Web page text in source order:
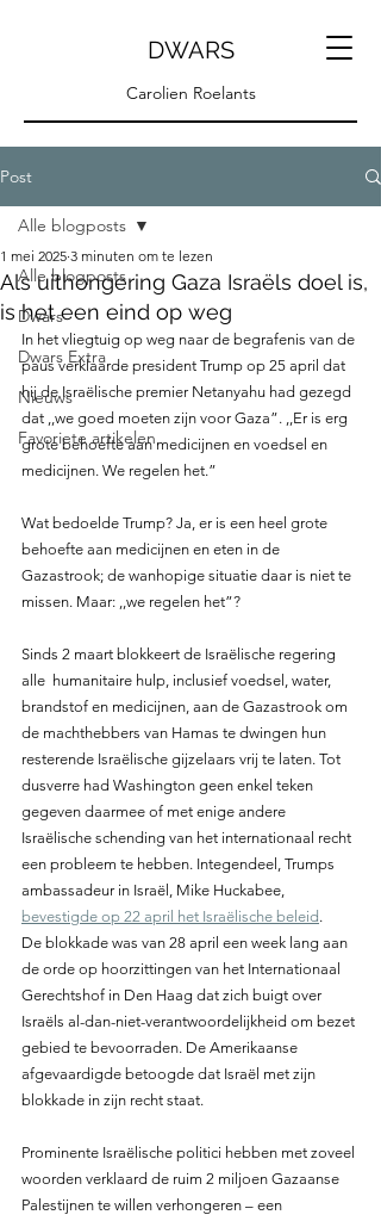
DWARS
Carolien Roelants
Post
Alle blogposts
Dwars
Dwars Extra
Nieuws
Favoriete artikelen
Alle blogposts
Als uithongering Gaza Israëls doel is,
is het een eind op weg
1 mei 2025 3 minuten om te lezen
In het vliegtuig op weg naar de begrafenis van de
paus verklaarde president Trump op 25 april dat
hij de Israëlische premier Netanyahu had gezegd
dat ,,we goed moeten zijn voor Gaza”. ,,Er is erg
grote behoefte aan medicijnen en voedsel en
medicijnen. We regelen het.”
Wat bedoelde Trump? Ja, er is een heel grote
behoefte aan medicijnen en eten in de
Gazastrook; de wanhopige situatie daar is niet te
missen. Maar: ,,we regelen het”?
Sinds 2 maart blokkeert de Israëlische regering
alle  humanitaire hulp, inclusief voedsel, water,
brandstof en medicijnen, aan de Gazastrook om
de machthebbers van Hamas te dwingen hun
resterende Israëlische gijzelaars vrij te laten. Tot
dusverre had Washington geen enkel teken
gegeven daarmee of met enige andere
Israëlische schending van het internationaal recht
een probleem te hebben. Integendeel, Trumps
ambassadeur in Israël, Mike Huckabee,
bevestigde op 22 april het Israëlische beleid.
De blokkade was van 28 april een week lang aan
de orde op hoorzittingen van het Internationaal
Gerechtshof in Den Haag dat zich buigt over
Israëls al-dan-niet-verantwoordelijkheid om bezet
gebied te bevoorraden. De Amerikaanse
afgevaardigde betoogde dat Israël met zijn
blokkade in zijn recht staat.
Prominente Israëlische politici hebben met zoveel
woorden verklaard de ruim 2 miljoen Gazaanse
Palestijnen te willen verhongeren – een